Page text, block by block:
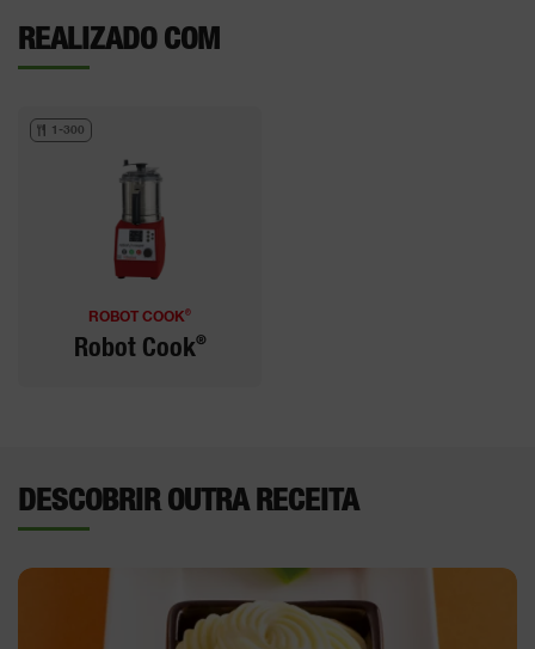
REALIZADO COM
1-300
ROBOT COOK ®
Robot Cook®
DESCOBRIR OUTRA RECEITA